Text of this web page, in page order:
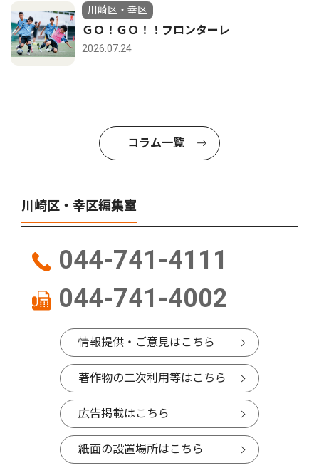
川崎区・幸区
ＧＯ！ＧＯ！！フロンターレ
2026.07.24
コラム一覧
川崎区・幸区編集室
044-741-4111
044-741-4002
情報提供・ご意見はこちら
著作物の二次利用等はこちら
広告掲載はこちら
紙面の設置場所はこちら